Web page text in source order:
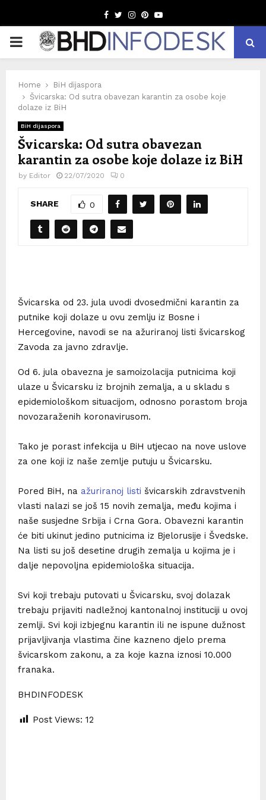
Facebook
TwitterInstagram
Pinterest
Youtube
PRIMARY
Home
BiH dijaspora
Švicarska: Od sutra obavezan karantin za osobe koje
dolaze iz BiH
BiH dijaspora
Švicarska: Od sutra obavezan
karantin za osobe koje dolaze iz BiH
by Editor 22/07/2020 0
SHARE 0
Švicarska od 23. jula uvodi dvosedmični karantin za
putnike koji dolaze u ovu zemlju iz Bosne i
Hercegovine, navodi se na ažuriranoj listi švicarskog
Zavoda za javno zdravlje.
Od 6. jula obavezna je samoizolacija putnicima koji
ulaze u Švicarsku iz brojnih zemalja, a u skladu s
epidemiološkom situacijom, odnosno porastom broja
novozaraženih koronavirusom.
Tako je porast infekcija u BiH utjecao na nove uslove
za one koji iz naše zemlje putuju u Švicarsku.
Pored BiH, na ažuriranoj listi švicarskih zdravstvenih
vlasti nalazi se još 15 novih zemalja, među kojima i
naše susjedne Srbija i Crna Gora. Obavezni karantin
će biti ukinut jedino putnicima iz Bjelorusije i Švedske.
Na listi su još desetine drugih zemalja u kojima je i
dalje nepovoljna epidemiološka situacija.
Svi koji trebaju putovati u Švicarsku, svoj dolazak
trebaju prijaviti nadležnoj kantonalnoj instituciji u ovoj
zemlji. Svi koji izbjegnu karantin ili ne ispune dužnost
prijavljivanja vlastima čine kazneno djelo prema
švicarskom zakonu, a za koje kazna iznosi 10.000
franaka.
BHDINFODESK
Post Views: 12